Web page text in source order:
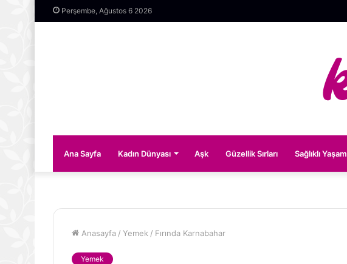
Perşembe, Ağustos 6 2026
Ana Sayfa Kadın Dünyası Aşk Güzellik Sırları Sağlıklı Yaşam
Anasayfa / Yemek / Fırında Karnabahar
Yemek